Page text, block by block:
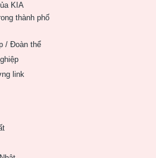
KIA
thành phố
/ Đoàn thể
link